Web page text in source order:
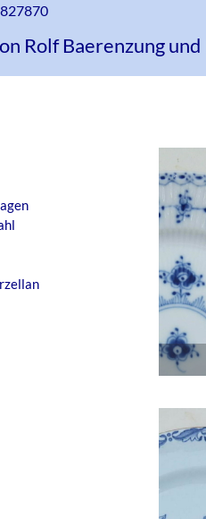
Rolf Baerenzung